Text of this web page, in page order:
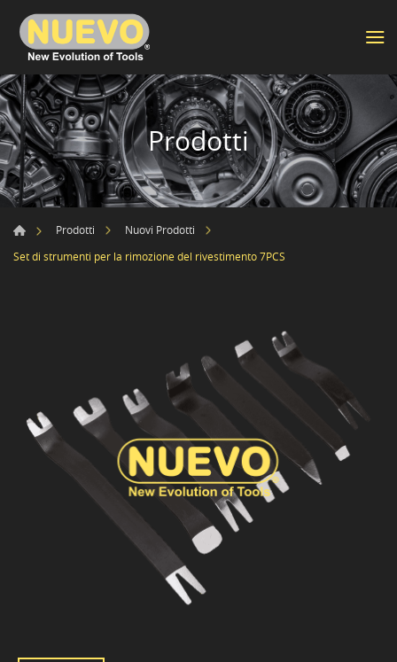
Prodotti
Prodotti
Nuovi Prodotti
Set di strumenti per la rimozione del rivestimento 7PCS